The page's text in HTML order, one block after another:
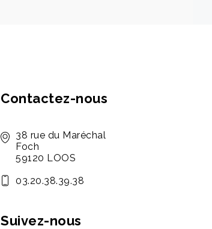
Contactez-nous
38 rue du Maréchal
Foch
59120 LOOS
03.20.38.39.38
Suivez-nous